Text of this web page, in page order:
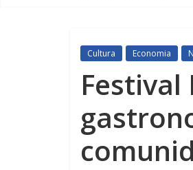
Cultura Economia